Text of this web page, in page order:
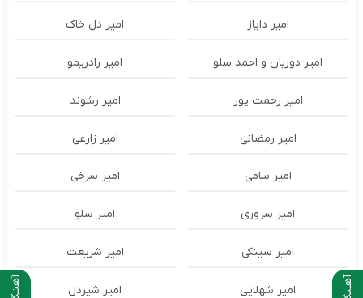
امیر دایاز امیر دل خاک
امیر دوربان و احمد سلو امیر رادریمو
امیر رحمت پور امیر رشوند
امیر رمضانی امیر زارعی
امیر سامی امیر سرخی
امیر سروری امیر سلو
امیر سینکی امیر شریعت
امیر شهلایی امیر شیردل